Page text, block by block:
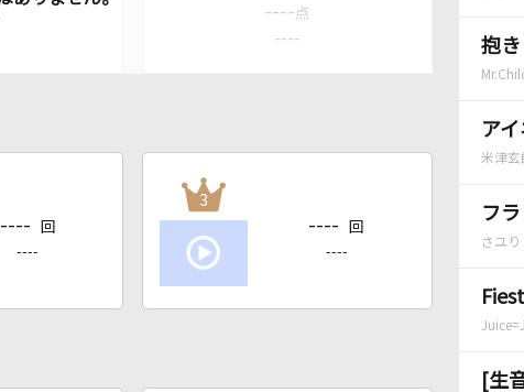
抱
ア
米津玄
フ
さユり
[生
---- 点
----
---- 回
----
3
---- 回
----